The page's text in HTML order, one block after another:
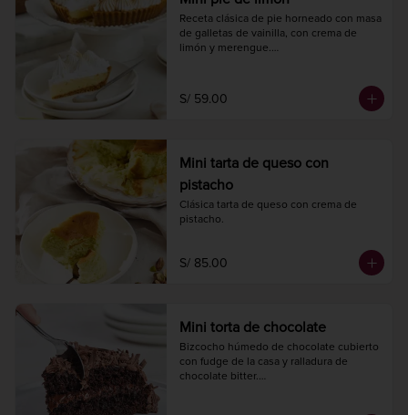
Receta clásica de pie horneado con masa
de galletas de vainilla, con crema de
limón y merengue.
S/ 59.00
Mini tarta de queso con
pistacho
Clásica tarta de queso con crema de
pistacho.
S/ 85.00
Mini torta de chocolate
Bizcocho húmedo de chocolate cubierto
con fudge de la casa y ralladura de
chocolate bitter.